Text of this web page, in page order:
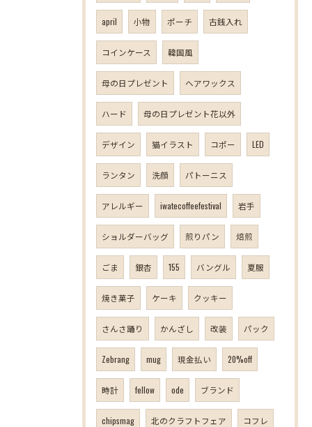
april 小物 ポーチ 古銭入れ
コインケース 韓国風
母の日プレゼント ヘアワックス
ハード 母の日プレゼント花以外
デザイン 猫イラスト コポー LED
ランタン 洗顔 パトーニス
アレルギー iwatecoffeefestival 岩手
ショルダーバッグ 煎りパン 焙煎
ごま 銀杏 155 バングル 夏服
焼き菓子 ケーキ クッキー
さんさ踊り かんざし 改装 パック
Zebrang mug 現金払い 20%off
時計 fellow ode ブランド
chipsmag 北のクラフトフェア コフレ